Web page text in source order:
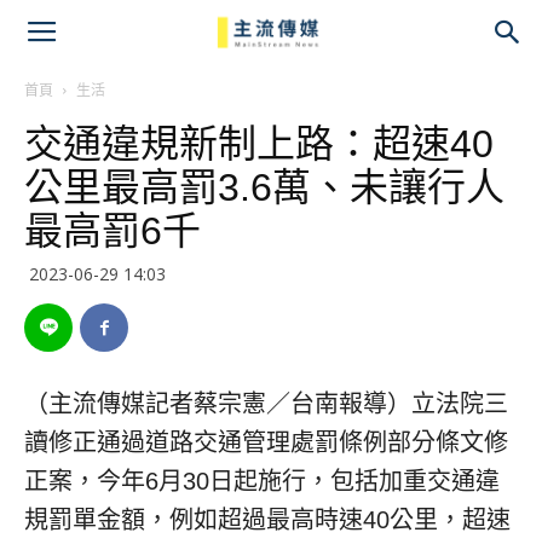
首頁 生活
交通違規新制上路：超速40
公里最高罰3.6萬、未讓行人
最高罰6千
2023-06-29 14:03
（主流傳媒記者蔡宗憲／台南報導）立法院三
讀修正通過道路交通管理處罰條例部分條文修
正案，今年6月30日起施行，包括加重交通違
規罰單金額，例如超過最高時速40公里，超速